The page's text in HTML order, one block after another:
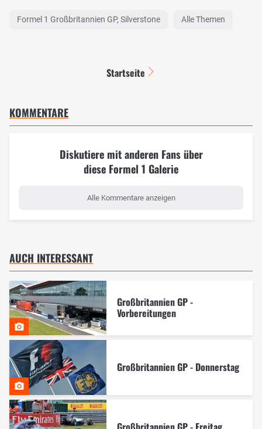
Formel 1 Großbritannien GP, Silverstone Alle Themen
Startseite
KOMMENTARE
Diskutiere mit anderen Fans über
diese Formel 1 Galerie
Alle Kommentare anzeigen
AUCH INTERESSANT
Großbritannien GP -
Vorbereitungen
Großbritannien GP - Donnerstag